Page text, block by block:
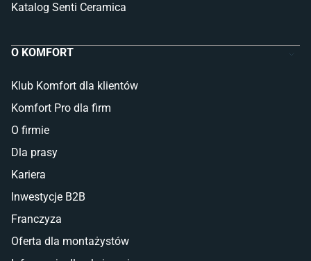
Katalog Senti Ceramica
O KOMFORT
Klub Komfort dla klientów
Komfort Pro dla firm
O firmie
Dla prasy
Kariera
Inwestycje B2B
Franczyza
Oferta dla montażystów